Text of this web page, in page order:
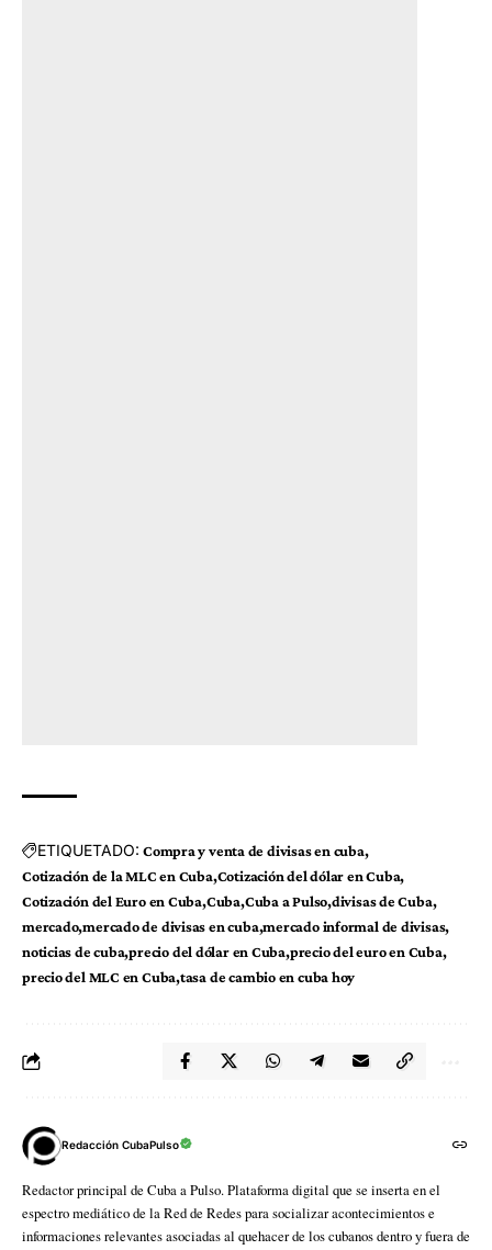
ETIQUETADO: Compra y venta de divisas en cuba
Cotización de la MLC en Cuba Cotización del dólar en Cuba
Cotización del Euro en Cuba Cuba Cuba a Pulso divisas de Cuba
mercado mercado de divisas en cuba mercado informal de divisas
noticias de cuba precio del dólar en Cuba precio del euro en Cuba
precio del MLC en Cuba tasa de cambio en cuba hoy
Redacción CubaPulso
Redactor principal de Cuba a Pulso. Plataforma digital que se inserta en el
espectro mediático de la Red de Redes para socializar acontecimientos e
informaciones relevantes asociadas al quehacer de los cubanos dentro y fuera de